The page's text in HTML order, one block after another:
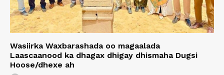
Wasiirka Waxbarashada oo magaalada
Laascaanood ka dhagax dhigay dhismaha Dugsi
Hoose/dhexe ah